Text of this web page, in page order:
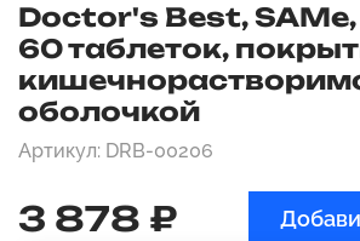
Doctor's Best,
60 таблеток,
оболочкой
Артикул: DRB-00206
3 878 ₽